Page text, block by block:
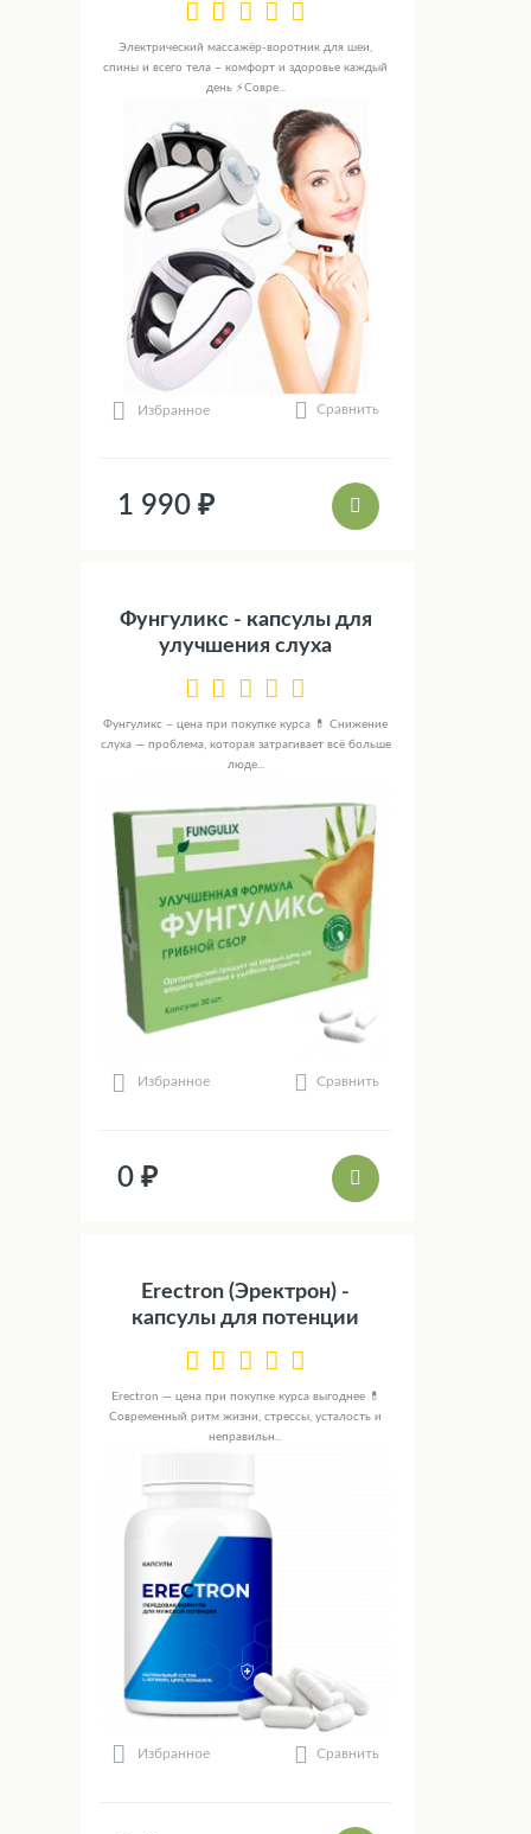
Электрический массажёр-воротник для шеи,
спины и всего тела – комфорт и здоровье каждый
день ⚡Совре...
Избранное Сравнить
1 990 ₽
Фунгуликс - капсулы для
улучшения слуха
Фунгуликс – цена при покупке курса 💊 Снижение
слуха — проблема, которая затрагивает всё больше
люде...
Избранное Сравнить
0 ₽
Erectron (Эректрон) -
капсулы для потенции
Erectron — цена при покупке курса выгоднее 💊
Современный ритм жизни, стрессы, усталость и
неправильн...
Избранное Сравнить